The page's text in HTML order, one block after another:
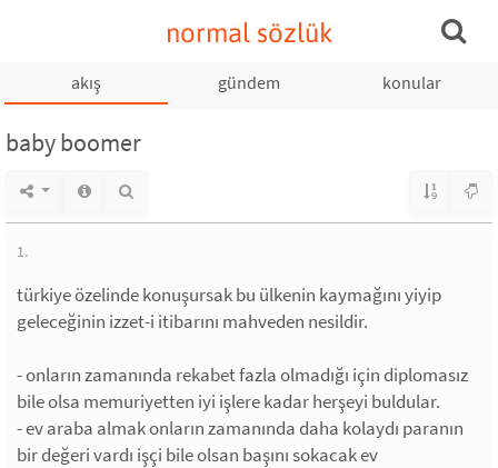
normal sözlük
akış gündem konular
baby boomer
1.
türkiye özelinde konuşursak bu ülkenin kaymağını yiyip
geleceğinin izzet-i itibarını mahveden nesildir.
- onların zamanında rekabet fazla olmadığı için diplomasız
bile olsa memuriyetten iyi işlere kadar herşeyi buldular.
- ev araba almak onların zamanında daha kolaydı paranın
bir değeri vardı işçi bile olsan başını sokacak ev